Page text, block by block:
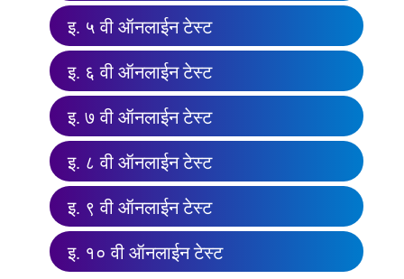
इ. ५ वी ऑनलाईन टेस्ट
इ. ६ वी ऑनलाईन टेस्ट
इ. ७ वी ऑनलाईन टेस्ट
इ. ८ वी ऑनलाईन टेस्ट
इ. ९ वी ऑनलाईन टेस्ट
इ. १० वी ऑनलाईन टेस्ट